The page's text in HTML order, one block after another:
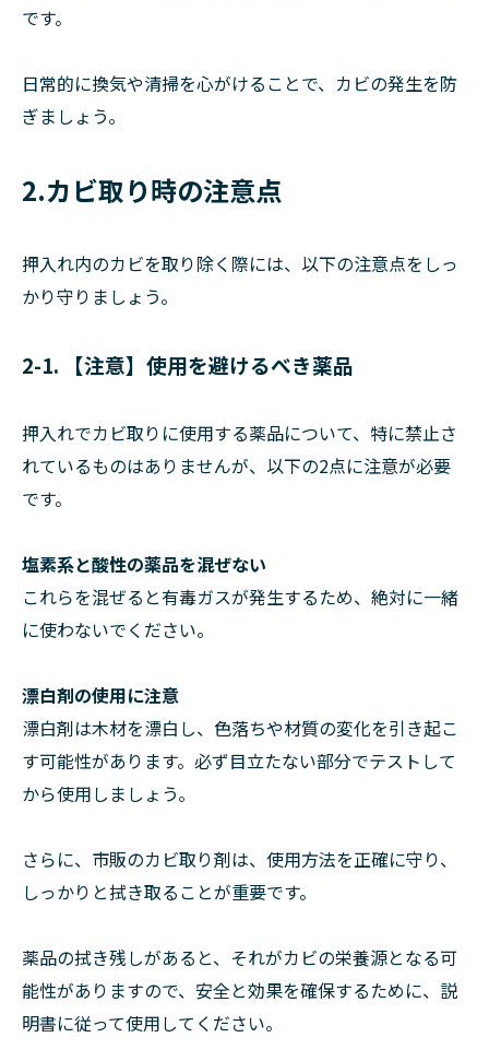
です。
日常的に換気や清掃を心がけることで、カビの発生を防
ぎましょう。
2.カビ取り時の注意点
押入れ内のカビを取り除く際には、以下の注意点をしっ
かり守りましょう。
2-1. 【注意】使用を避けるべき薬品
押入れでカビ取りに使用する薬品について、特に禁止さ
れているものはありませんが、以下の2点に注意が必要
です。
塩素系と酸性の薬品を混ぜない
これらを混ぜると有毒ガスが発生するため、絶対に一緒
に使わないでください。
漂白剤の使用に注意
漂白剤は木材を漂白し、色落ちや材質の変化を引き起こ
す可能性があります。必ず目立たない部分でテストして
から使用しましょう。
さらに、市販のカビ取り剤は、使用方法を正確に守り、
しっかりと拭き取ることが重要です。
薬品の拭き残しがあると、それがカビの栄養源となる可
能性がありますので、安全と効果を確保するために、説
明書に従って使用してください。